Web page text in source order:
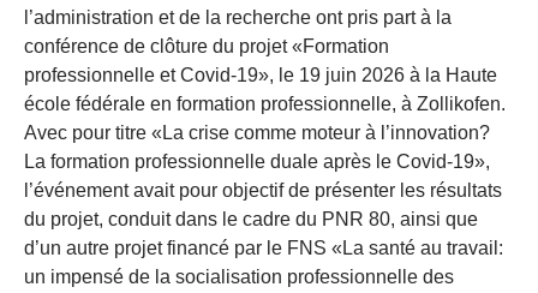
l’administration et de la recherche ont pris part à la
conférence de clôture du projet «Formation
professionnelle et Covid-19», le 19 juin 2026 à la Haute
école fédérale en formation professionnelle, à Zollikofen.
Avec pour titre «La crise comme moteur à l’innovation?
La formation professionnelle duale après le Covid-19»,
l’événement avait pour objectif de présenter les résultats
du projet, conduit dans le cadre du PNR 80, ainsi que
d’un autre projet financé par le FNS «La santé au travail:
un impensé de la socialisation professionnelle des